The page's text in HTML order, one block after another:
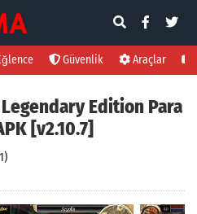
Güvenlik Araçlar
Edition Para
[v2.10.7]